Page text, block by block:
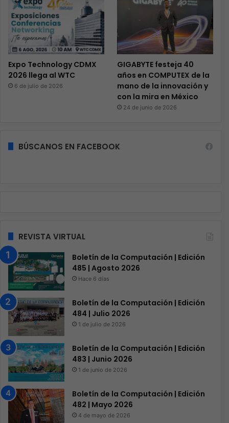
Expo Technology CDMX
2026 llega al WTC
6 de julio de 2026
GIGABYTE festeja 40
años en COMPUTEX de la
mano de la innovación y
con la mira en México
24 de junio de 2026
BÚSCANOS EN FACEBOOK
REVISTA VIRTUAL
Boletín de la Computación | Edición
485 | Agosto 2026
Hace 6 días
Boletín de la Computación | Edición
484 | Julio 2026
1 de julio de 2026
Boletín de la Computación | Edición
483 | Junio 2026
1 de junio de 2026
Boletín de la Computación | Edición
482 | Mayo 2026
4 de mayo de 2026